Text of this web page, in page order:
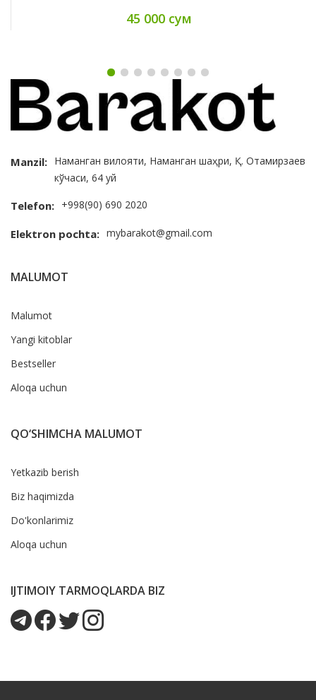
45 000 сум
Manzil: Наманган вилояти, Наманган шаҳри, Қ. Отамирзаев
кўчаси, 64 уй
Telefon: +998(90) 690 2020
Elektron pochta: mybarakot@gmail.com
MALUMOT
Malumot
Yangi kitoblar
Bestseller
Aloqa uchun
QO‘SHIMCHA MALUMOT
Yetkazib berish
Biz haqimizda
Do'konlarimiz
Aloqa uchun
IJTIMOIY TARMOQLARDA BIZ